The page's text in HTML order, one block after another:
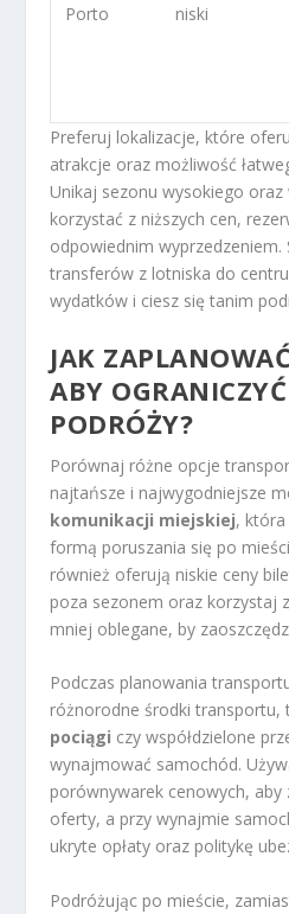
Porto niski
Preferuj lokalizacje, które
atrakcje oraz możliwość
Unikaj sezonu wysokiego
korzystać z niższych cen,
odpowiednim
transferów z lotniska do
wydatków i ciesz się tanim
JAK
ABY
PODRÓŻY?
Porównaj różne opcje
najtańsze i najwygodniejsze
komunikacji miejskiej,
formą poruszania się po
również oferują niskie ceny
poza sezonem oraz korzystaj
mniej oblegane, by
Podczas planowania
różnorodne środki transportu,
pociągi czy współdzielone
wynajmować samochód.
porównywarek cenowych, aby
oferty, a przy wynajmie
ukryte opłaty oraz politykę
Podróżując po mieście,